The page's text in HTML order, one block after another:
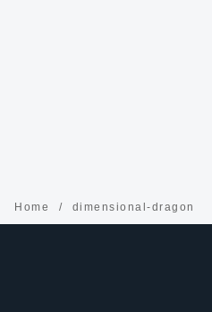
Home dimensional-dragon